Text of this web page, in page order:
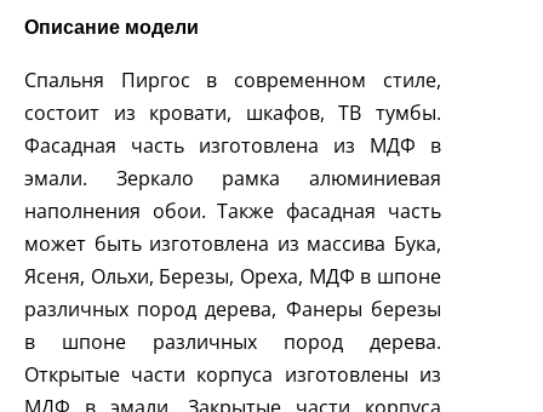
Описание модели
Спальня Пиргос в современном стиле,
состоит из кровати, шкафов, ТВ тумбы.
Фасадная часть изготовлена из МДФ в
эмали. Зеркало рамка алюминиевая
наполнения обои. Также фасадная часть
может быть изготовлена из массива Бука,
Ясеня, Ольхи, Березы, Ореха, МДФ в шпоне
различных пород дерева, Фанеры березы
в шпоне различных пород дерева.
Открытые части корпуса изготовлены из